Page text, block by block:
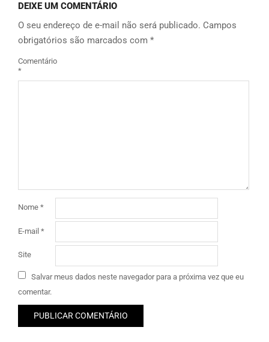
DEIXE UM COMENTÁRIO
O seu endereço de e-mail não será publicado. Campos
obrigatórios são marcados com *
Comentário
*
Nome *
E-mail *
Site
Salvar meus dados neste navegador para a próxima vez que eu
comentar.